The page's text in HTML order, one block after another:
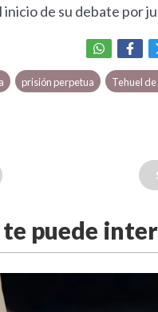
inicio de su debate por
prisión perpetua
Tehuel
puede